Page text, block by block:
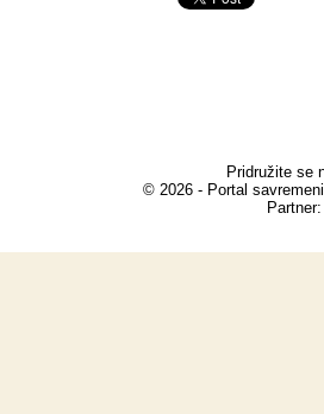
Pridružite se
© 2026 - Portal